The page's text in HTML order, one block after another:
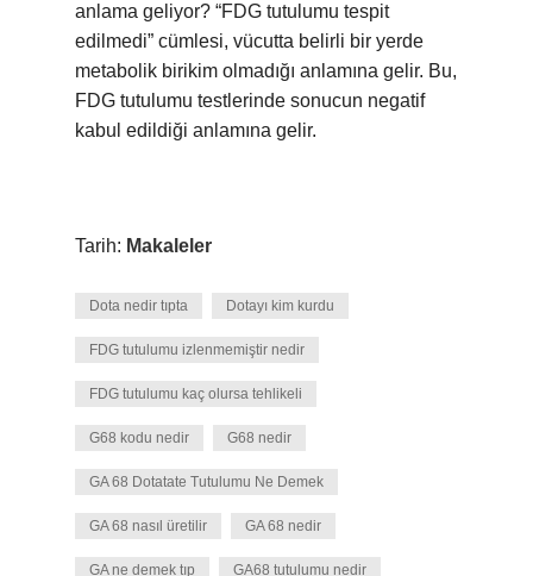
anlama geliyor? “FDG tutulumu tespit
edilmedi” cümlesi, vücutta belirli bir yerde
metabolik birikim olmadığı anlamına gelir. Bu,
FDG tutulumu testlerinde sonucun negatif
kabul edildiği anlamına gelir.
Tarih: Makaleler
Dota nedir tıpta Dotayı kim kurdu
FDG tutulumu izlenmemiştir nedir
FDG tutulumu kaç olursa tehlikeli
G68 kodu nedir G68 nedir
GA 68 Dotatate Tutulumu Ne Demek
GA 68 nasıl üretilir GA 68 nedir
GA ne demek tıp GA68 tutulumu nedir